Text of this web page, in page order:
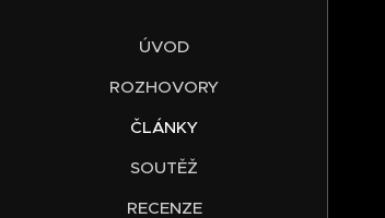
ÚVOD
ROZHOVORY
ČLÁNKY
SOUTĚŽ
RECENZE